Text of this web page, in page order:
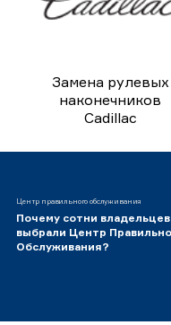
Замена рулевых
наконечников
Cadillac
Центр правильного обслуживания
Почему сотни
выбрали Центр
Обслуживания?